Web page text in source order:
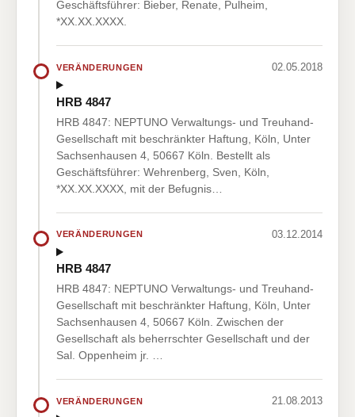
Geschäftsführer: Bieber, Renate, Pulheim,
*XX.XX.XXXX.
VERÄNDERUNGEN 02.05.2018
HRB 4847
HRB 4847: NEPTUNO Verwaltungs- und Treuhand-
Gesellschaft mit beschränkter Haftung, Köln, Unter
Sachsenhausen 4, 50667 Köln. Bestellt als
Geschäftsführer: Wehrenberg, Sven, Köln,
*XX.XX.XXXX, mit der Befugnis…
VERÄNDERUNGEN 03.12.2014
HRB 4847
HRB 4847: NEPTUNO Verwaltungs- und Treuhand-
Gesellschaft mit beschränkter Haftung, Köln, Unter
Sachsenhausen 4, 50667 Köln. Zwischen der
Gesellschaft als beherrschter Gesellschaft und der
Sal. Oppenheim jr. …
VERÄNDERUNGEN 21.08.2013